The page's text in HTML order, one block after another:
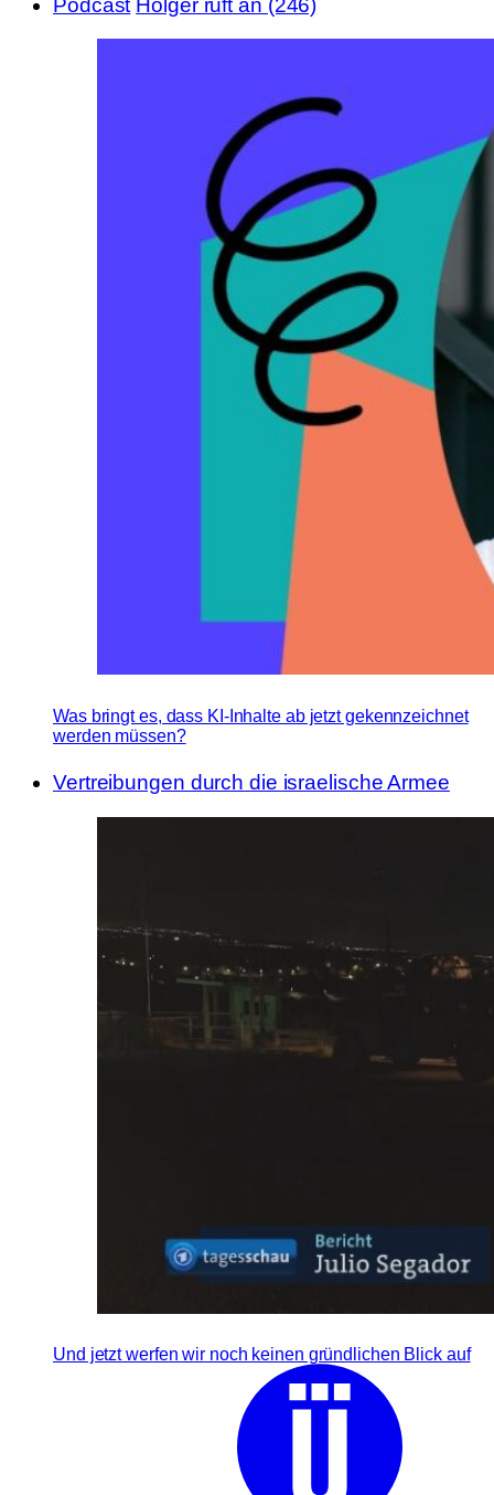
Was bringt es, dass KI-Inhalte ab jetzt gekennzeichnet
werden müssen?
Vertreibungen durch die israelische Armee
Und jetzt werfen wir noch keinen gründlichen Blick auf